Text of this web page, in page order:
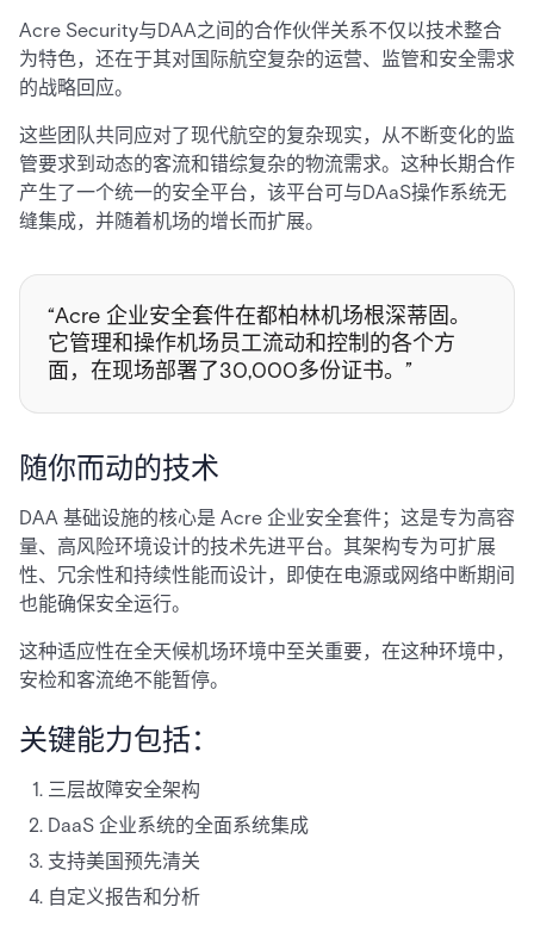
Acre Security与DAA之间的合作伙伴关系不仅以技术整合
为特色，还在于其对国际航空复杂的运营、监管和安全需求
的战略回应。
这些团队共同应对了现代航空的复杂现实，从不断变化的监
管要求到动态的客流和错综复杂的物流需求。这种长期合作
产生了一个统一的安全平台，该平台可与DAaS操作系统无
缝集成，并随着机场的增长而扩展。
“Acre 企业安全套件在都柏林机场根深蒂固。
它管理和操作机场员工流动和控制的各个方
面，在现场部署了30,000多份证书。”
随你而动的技术
DAA 基础设施的核心是 Acre 企业安全套件；这是专为高容
量、高风险环境设计的技术先进平台。其架构专为可扩展
性、冗余性和持续性能而设计，即使在电源或网络中断期间
也能确保安全运行。
这种适应性在全天候机场环境中至关重要，在这种环境中，
安检和客流绝不能暂停。
关键能力包括：
三层故障安全架构
DaaS 企业系统的全面系统集成
支持美国预先清关
自定义报告和分析